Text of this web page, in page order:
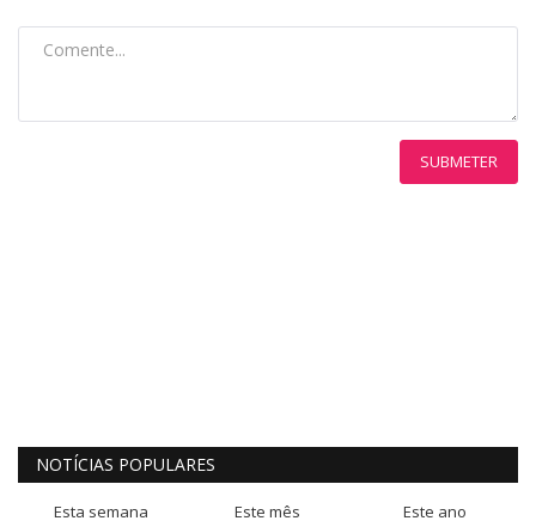
SUBMETER
NOTÍCIAS POPULARES
Esta semana Este mês Este ano